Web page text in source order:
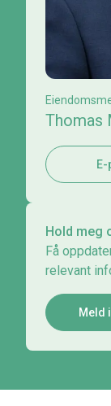
Thomas
Hold meg
Få
relevant
Meld